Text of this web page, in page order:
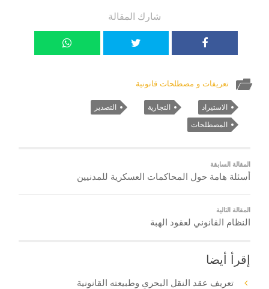
شارك المقالة
تعريفات و مصطلحات قانونية
الاستيراد التجارية التصدير
المصطلحات
المقالة السابقة
أسئلة هامة حول المحاكمات العسكرية للمدنيين
المقالة التالية
النظام القانوني لعقود الهبة
إقرأ أيضا
تعريف عقد النقل البحري وطبيعته القانونية